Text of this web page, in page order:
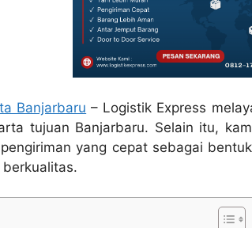
Banjarbaru – Logistik Express
tujuan Banjarbaru. Selain itu,
yang cepat sebagai